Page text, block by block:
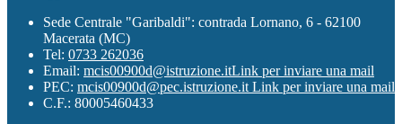
Sede Centrale "Garibaldi": contrada Lornano, 6 - 62100
Macerata (MC)
Tel: 0733 262036
Email: mcis00900d@istruzione.itLink per inviare una mail
PEC: mcis00900d@pec.istruzione.it Link per inviare una mail
C.F.: 80005460433